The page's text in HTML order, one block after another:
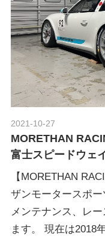
2021-10-27
MORETHAN
富士スピードウェ
【MORETHAN
ザンモータースポ
メンテナンス、レ
ます。 現在は2018